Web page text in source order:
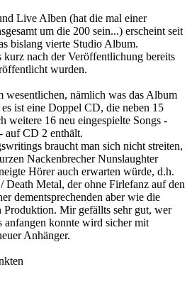
Live Alben (hat die mal einer
um die 200 sein...) erscheint seit
bislang vierte Studio Album.
nach der Veröffentlichung bereits
wurden.
wesentlichen, nämlich was das Album
ist eine Doppel CD, die neben 15
weitere 16 neu eingespielte Songs -
auf CD 2 enthält.
braucht man sich nicht streiten,
Nackenbrecher Nunslaughter
Hörer auch erwarten würde, d.h.
Death Metal, der ohne Firlefanz auf den
dementsprechenden aber wie die
Produktion. Mir gefällts sehr gut, wer
anfangen konnte wird sicher mit
Anhänger.